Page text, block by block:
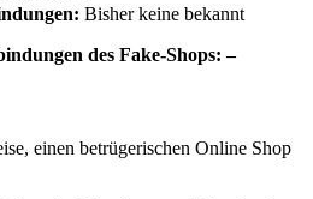
Bisher keine bekannt
des Fake-Shops: –
einen betrügerischen Online Shop